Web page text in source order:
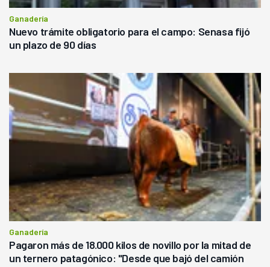
Ganadería
Nuevo trámite obligatorio para el campo: Senasa fijó
un plazo de 90 días
Ganadería
Pagaron más de 18.000 kilos de novillo por la mitad de
un ternero patagónico: "Desde que bajó del camión